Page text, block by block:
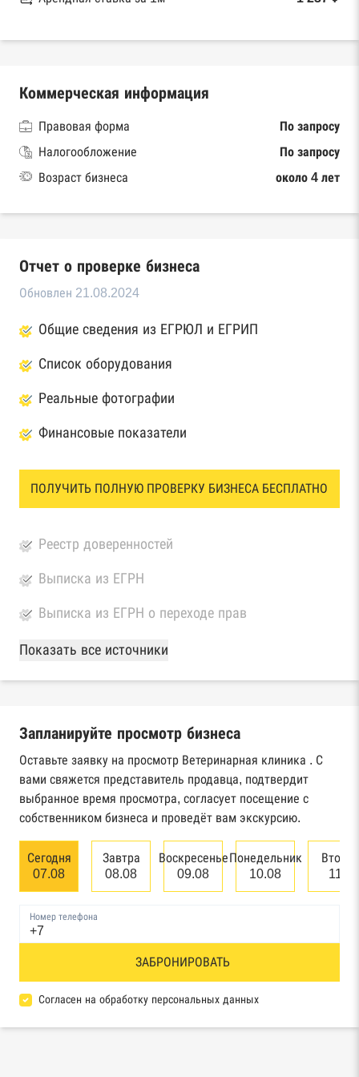
Коммерческая информация
Правовая форма
По запросу
Налогообложение
По запросу
Возраст бизнеса
около 4 лет
Отчет о проверке бизнеса
Обновлен 21.08.2024
Общие сведения из ЕГРЮЛ и ЕГРИП
Список оборудования
Реальные фотографии
Финансовые показатели
ПОЛУЧИТЬ ПОЛНУЮ ПРОВЕРКУ БИЗНЕСА БЕСПЛАТНО
Реестр доверенностей
Выписка из ЕГРН
Выписка из ЕГРН о переходе прав
База Росстата
Реестры ЕГРЮЛ и ЕГРИП Федеральной
Реестр государственных контрактов
Федерального казначейства
Картотека арбитражных дел Высшего
арбитражного суда
Единый федеральный реестр сведений о
банкротстве юридических лиц
банкротстве физических лиц
Реестр товарных знаков и знаков обслуживания
Роспатента
Показать все источники
Запланируйте просмотр бизнеса
Оставьте заявку на просмотр Ветеринарная клиника . С
вами свяжется представитель продавца, подтвердит
выбранное время просмотра, согласует посещение с
собственником бизнеса и проведёт вам экскурсию.
Сегодня
07.08
Завтра
08.08
Воскресенье
09.08
Понедельник
10.08
11.08
Номер телефона
ЗАБРОНИРОВАТЬ
Согласен на обработку персональных данных